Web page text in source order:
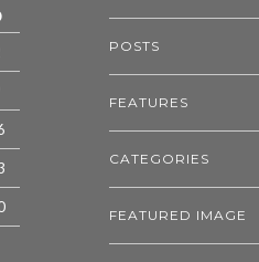
POSTS
FEATURES
CATEGORIES
FEATURED IMAGE